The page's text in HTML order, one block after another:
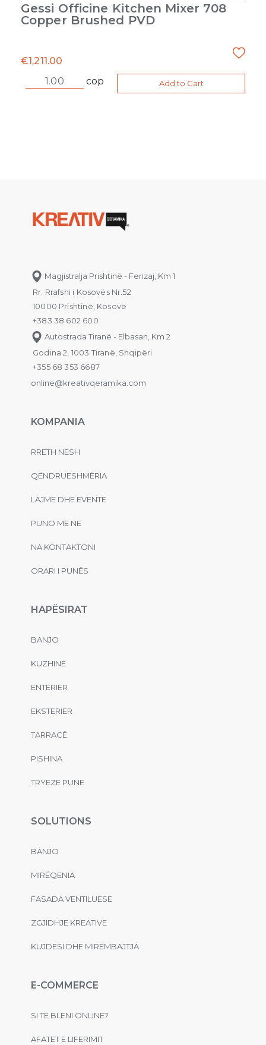
Gessi Officine Kitchen Mixer 708
Copper Brushed PVD
€1,211.00
cop
Add to Cart
Magjistralja Prishtinë - Ferizaj, Km 1
Rr. Rrafshi i Kosovës Nr.52
10000 Prishtinë, Kosovë
+383 38 602 600
Autostrada Tiranë - Elbasan, Km 2
Godina 2, 1003 Tiranë, Shqipëri
+355 68 353 6687
online@kreativqeramika.com
KOMPANIA
RRETH NESH
QËNDRUESHMËRIA
LAJME DHE EVENTE
PUNO ME NE
NA KONTAKTONI
ORARI I PUNËS
HAPËSIRAT
BANJO
KUZHINË
ENTERIER
EKSTERIER
TARRACË
PISHINA
TRYEZË PUNE
SOLUTIONS
BANJO
MIRËQENIA
FASADA VENTILUESE
ZGJIDHJE KREATIVE
KUJDESI DHE MIRËMBAJTJA
E-COMMERCE
SI TË BLENI ONLINE?
AFATET E LIFERIMIT